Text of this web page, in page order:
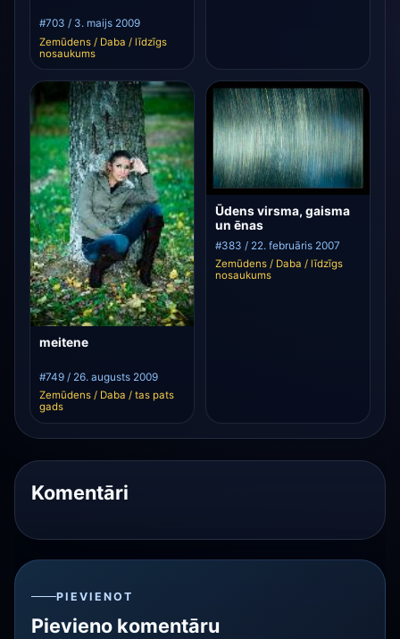
#703 / 3. maijs 2009
Zemūdens / Daba / līdzīgs
nosaukums
meitene
#749 / 26. augusts 2009
Zemūdens / Daba / tas pats
gads
Ūdens virsma, gaisma
un ēnas
#383 / 22. februāris 2007
Zemūdens / Daba / līdzīgs
nosaukums
Komentāri
PIEVIENOT
Pievieno komentāru